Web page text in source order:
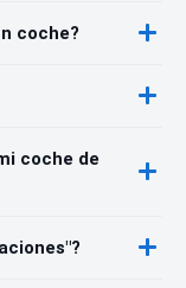
coche?
coche de